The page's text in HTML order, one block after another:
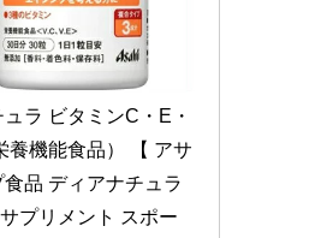
ラ ビタミンC・E・
養機能食品） 【 アサ
食品 ディアナチュラ
プリメント スポー